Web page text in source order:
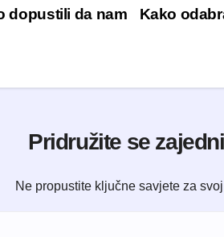
​Kako
dopustili da nam
Pridružite se
Ne propustite ključne savjete za